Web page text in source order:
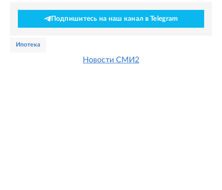
Подпишитесь на наш канал в Telegram
ипотека
Новости СМИ2